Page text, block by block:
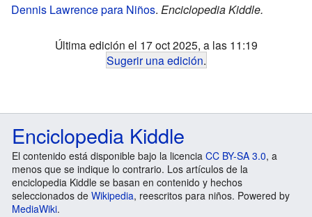
Dennis Lawrence para Niños. Enciclopedia Kiddle.
Última edición el 17 oct 2025, a las 11:19
Sugerir una edición.
Enciclopedia Kiddle
El contenido está disponible bajo la licencia CC BY-SA 3.0, a
menos que se indique lo contrario. Los artículos de la
enciclopedia Kiddle se basan en contenido y hechos
seleccionados de Wikipedia, reescritos para niños. Powered by
MediaWiki.